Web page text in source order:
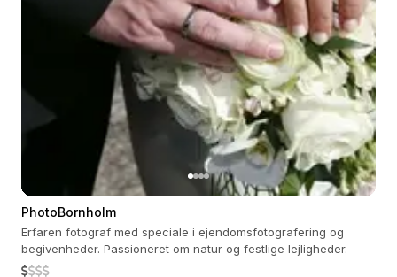
PhotoBornholm
Erfaren fotograf med speciale i ejendomsfotografering og
begivenheder. Passioneret om natur og festlige lejligheder.